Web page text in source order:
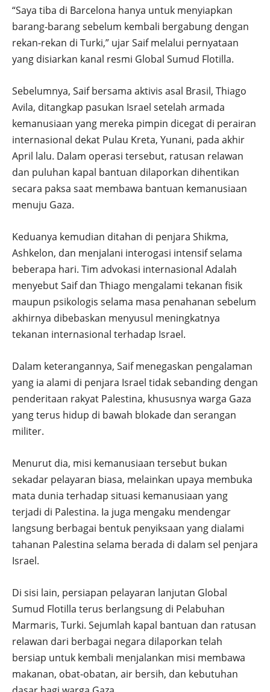
“Saya tiba di Barcelona hanya untuk menyiapkan
barang-barang sebelum kembali bergabung dengan
rekan-rekan di Turki,” ujar Saif melalui pernyataan
yang disiarkan kanal resmi Global Sumud Flotilla.
Sebelumnya, Saif bersama aktivis asal Brasil, Thiago
Avila, ditangkap pasukan Israel setelah armada
kemanusiaan yang mereka pimpin dicegat di perairan
internasional dekat Pulau Kreta, Yunani, pada akhir
April lalu. Dalam operasi tersebut, ratusan relawan
dan puluhan kapal bantuan dilaporkan dihentikan
secara paksa saat membawa bantuan kemanusiaan
menuju Gaza.
Keduanya kemudian ditahan di penjara Shikma,
Ashkelon, dan menjalani interogasi intensif selama
beberapa hari. Tim advokasi internasional Adalah
menyebut Saif dan Thiago mengalami tekanan fisik
maupun psikologis selama masa penahanan sebelum
akhirnya dibebaskan menyusul meningkatnya
tekanan internasional terhadap Israel.
Dalam keterangannya, Saif menegaskan pengalaman
yang ia alami di penjara Israel tidak sebanding dengan
penderitaan rakyat Palestina, khususnya warga Gaza
yang terus hidup di bawah blokade dan serangan
militer.
Menurut dia, misi kemanusiaan tersebut bukan
sekadar pelayaran biasa, melainkan upaya membuka
mata dunia terhadap situasi kemanusiaan yang
terjadi di Palestina. Ia juga mengaku mendengar
langsung berbagai bentuk penyiksaan yang dialami
tahanan Palestina selama berada di dalam sel penjara
Israel.
Di sisi lain, persiapan pelayaran lanjutan Global
Sumud Flotilla terus berlangsung di Pelabuhan
Marmaris, Turki. Sejumlah kapal bantuan dan ratusan
relawan dari berbagai negara dilaporkan telah
bersiap untuk kembali menjalankan misi membawa
makanan, obat-obatan, air bersih, dan kebutuhan